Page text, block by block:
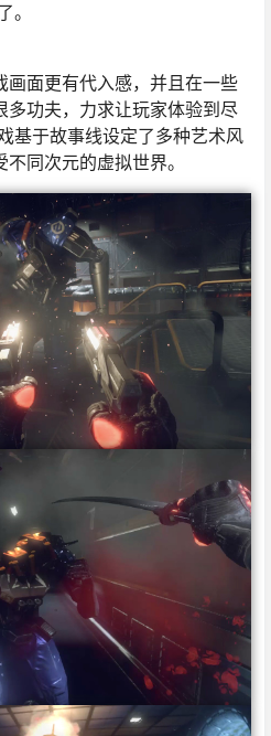
。
画面更有代入感，并且在一些
多功夫，力求让玩家体验到尽
基于故事线设定了多种艺术风
同次元的虚拟世界。